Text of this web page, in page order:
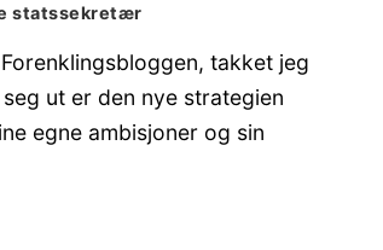
statssekretær
takket jeg
ut er den nye strategien
egne ambisjoner og sin